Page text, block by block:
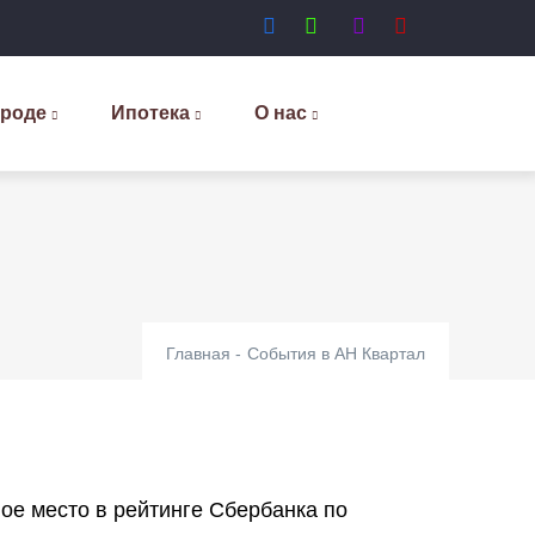
Ипотека О нас
Главная - События в АН Квартал
место в рейтинге Сбербанка по